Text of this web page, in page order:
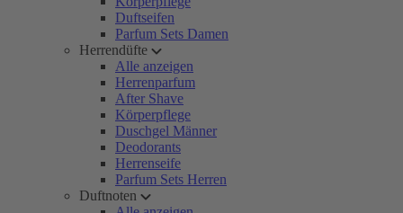
Duftseifen
Parfum Sets Damen
Herrendüfte
Alle anzeigen
Herrenparfum
After Shave
Körperpflege
Duschgel Männer
Deodorants
Herrenseife
Parfum Sets Herren
Duftnoten